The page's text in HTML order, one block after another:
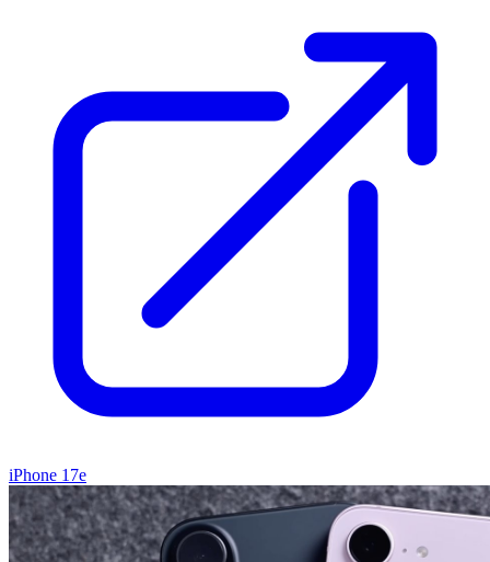
iPhone 17e